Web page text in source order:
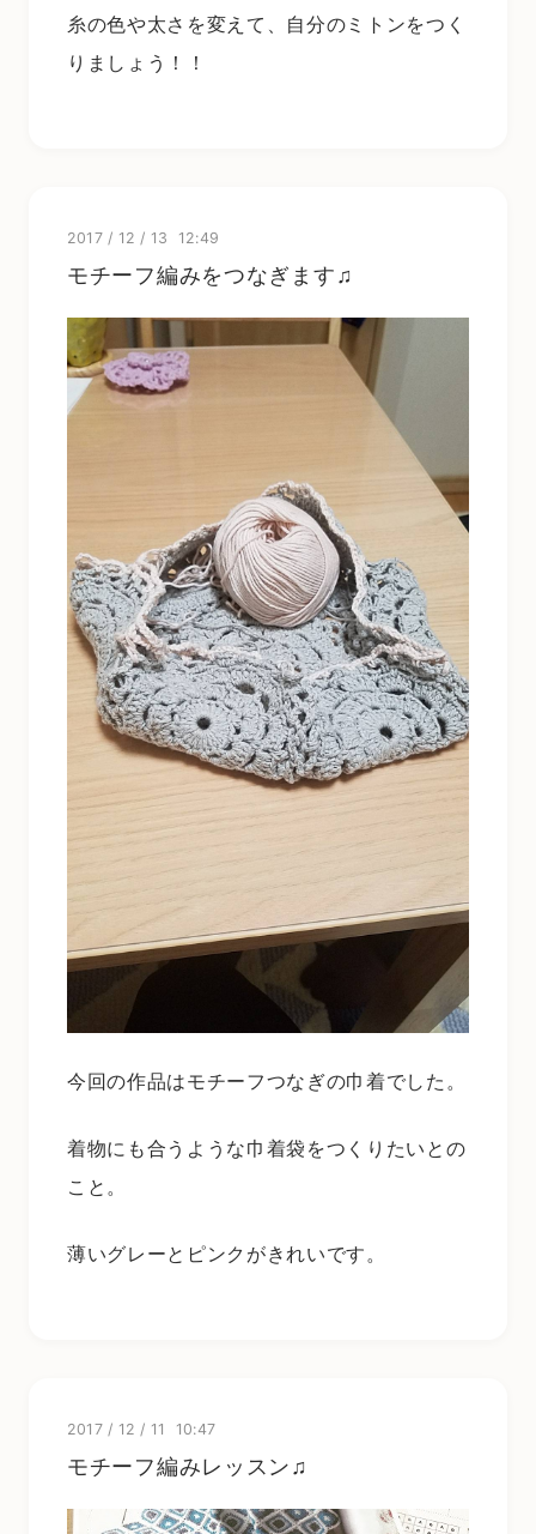
糸の色や太さを変えて、自分のミトンをつく
りましょう！！
2017 / 12 / 13 12:49
モチーフ編みをつなぎます♫
今回の作品はモチーフつなぎの巾着でした。
着物にも合うような巾着袋をつくりたいとの
こと。
薄いグレーとピンクがきれいです。
2017 / 12 / 11 10:47
モチーフ編みレッスン♫